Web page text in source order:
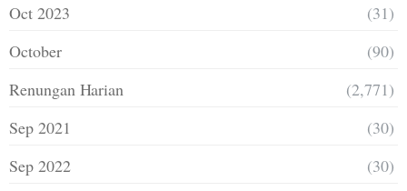
Oct 2023
(31)
October
(90)
Renungan Harian
(2,771)
Sep 2021
(30)
Sep 2022
(30)